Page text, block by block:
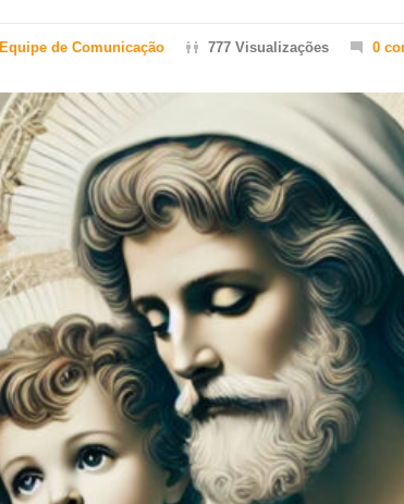
Equipe de Comunicação 777 Visualizações 0